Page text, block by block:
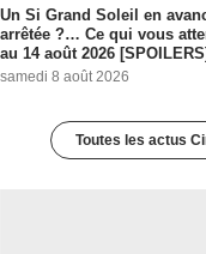
Un Si Grand Soleil en
arrêtée ?… Ce qui vous
au 14 août 2026 [SPOILERS]
samedi 8 août 2026
Toutes les actus